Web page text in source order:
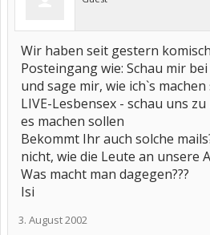
Wir haben seit gestern
Posteingang wie: Schau mir
und sage mir, wie ich`s machen
LIVE-Lesbensex - schau uns
es machen sollen
Bekommt Ihr auch solche
nicht, wie die Leute an unsere
Was macht man dagegen???
Isi
3. August 2002